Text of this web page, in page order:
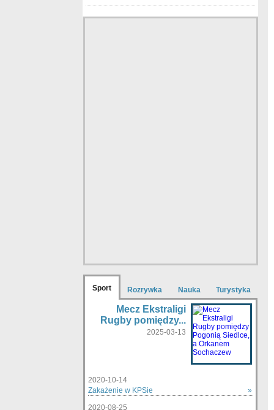
Sport Rozrywka Nauka Turystyka
Mecz Ekstraligi
Rugby pomiędzy...
2025-03-13
2020-10-14
Zakażenie w KPSie
»
2020-08-25